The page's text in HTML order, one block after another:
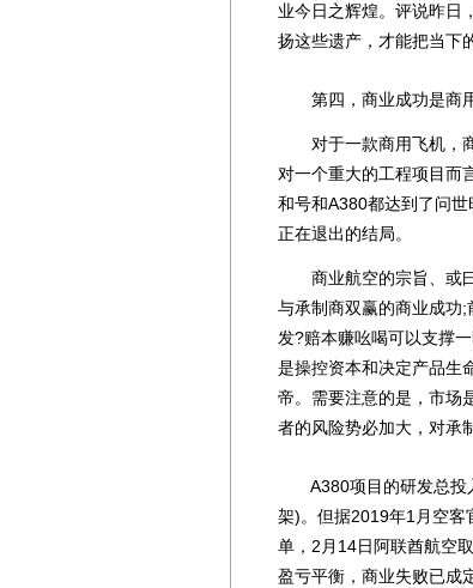
业今日之辉煌。评说昨日
扬这些遗产，才能把当下
第四，商业成功是商用
对于一款商用飞机，商
对一个重大的工程项目而
和号和A380都达到了问
正在退出的结局。
商业航空的宗旨、或曰
与承制商双赢的商业成功
发?赔本赚吆喝可以支撑
是操控资本和决定产品生
帝。需要注意的是，市场
者的风险势必加大，对承
A380项目的研发总投
架)。但据2019年1月空客
单，2月14日阿联酋航空
盈亏平衡，商业失败已成